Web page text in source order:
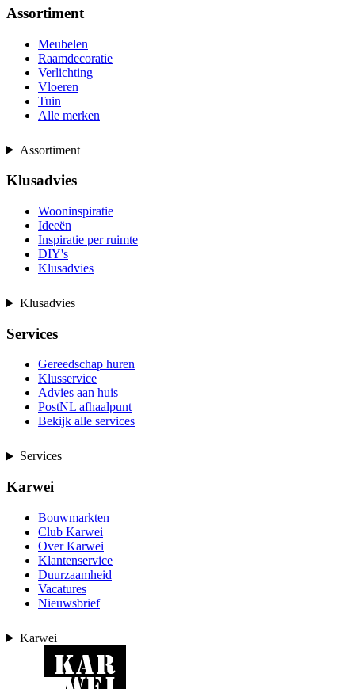
Assortiment
Meubelen
Raamdecoratie
Verlichting
Vloeren
Tuin
Alle merken
Assortiment
Klusadvies
Wooninspiratie
Ideeën
Inspiratie per ruimte
DIY's
Klusadvies
Klusadvies
Services
Gereedschap huren
Klusservice
Advies aan huis
PostNL afhaalpunt
Bekijk alle services
Services
Karwei
Bouwmarkten
Club Karwei
Over Karwei
Klantenservice
Duurzaamheid
Vacatures
Nieuwsbrief
Karwei